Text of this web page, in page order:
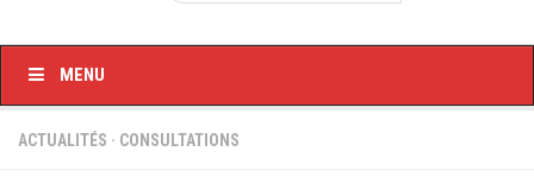
Ligue I – 2019/2020
Feuilles de match 2018/2019
MENU
ACTUALITÉS · CONSULTATIONS